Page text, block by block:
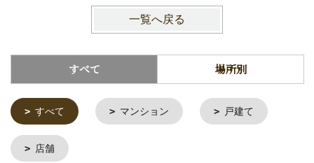
一覧へ戻る
すべて 場所別
すべて マンション 戸建て
店舗